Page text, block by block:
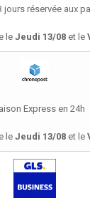
jours réservée aux
le Jeudi 13/08et le
Express en 24h
le Jeudi 13/08et le